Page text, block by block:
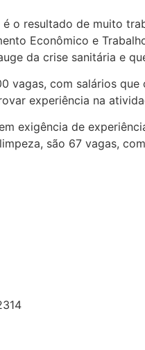
o resultado de muito
Econômico e
da crise sanitária e
com salários
experiência na
exigência de
são 67 vagas,